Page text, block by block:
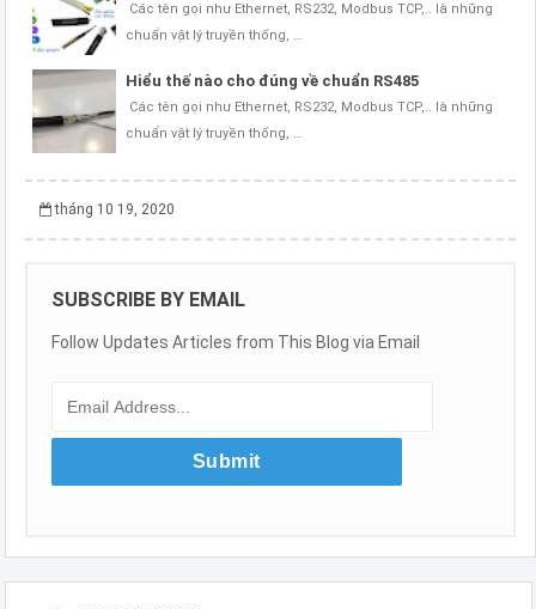
Các tên gọi như Ethernet, RS232, Modbus TCP,.. là những
chuẩn vật lý truyền thống, …
Hiểu thế nào cho đúng về chuẩn RS485
Các tên gọi như Ethernet, RS232, Modbus TCP,.. là những
chuẩn vật lý truyền thống, …
tháng 10 19, 2020
SUBSCRIBE BY EMAIL
Follow Updates Articles from This Blog via Email